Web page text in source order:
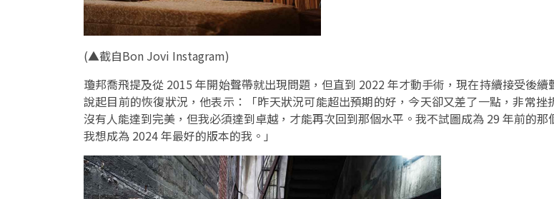
(▲截自Bon Jovi Instagram)
瓊邦喬飛提及從 2015 年開始聲帶就出現問題，但直到 2022 年才動手術，現在持續接受後續
說起目前的恢復狀況，他表示：「昨天狀況可能超出預期的好，今天卻又差了一點，非常挫
沒有人能達到完美，但我必須達到卓越，才能再次回到那個水平。我不試圖成為 29 年前的那
我想成為 2024 年最好的版本的我。」